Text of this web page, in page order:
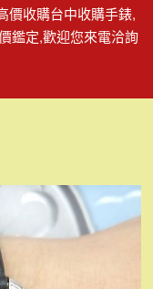
價收購台中收購手錶,
鑑定,歡迎您來電洽詢